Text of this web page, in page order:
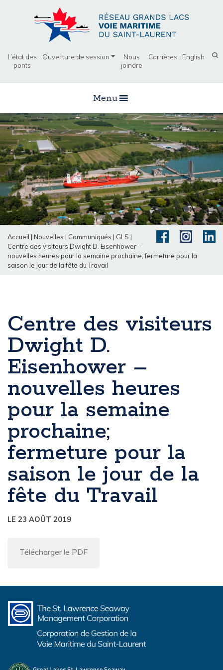
L’état des
ponts
Ouverture de session
Nous
joindre
Carrières English
Menu
Accueil | Nouvelles | Communiqués | GLS |
Centre des visiteurs Dwight D. Eisenhower –
nouvelles heures pour la semaine prochaine; fermeture pour la
saison le jour de la fête du Travail
Centre des visiteurs
Dwight D.
Eisenhower –
nouvelles heures
pour la semaine
prochaine;
fermeture pour la
saison le jour de la
fête du Travail
LE 23 AOÛT 2019
Télécharger le PDF